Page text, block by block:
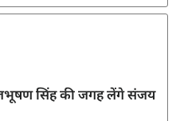
सिंह की जगह लेंगे संजय